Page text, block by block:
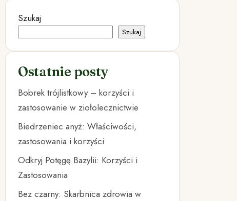
Szukaj
Szukaj
Ostatnie posty
Bobrek trójlistkowy – korzyści i
zastosowanie w ziołolecznictwie
Biedrzeniec anyż: Właściwości,
zastosowania i korzyści
Odkryj Potęgę Bazylii: Korzyści i
Zastosowania
Bez czarny: Skarbnica zdrowia w